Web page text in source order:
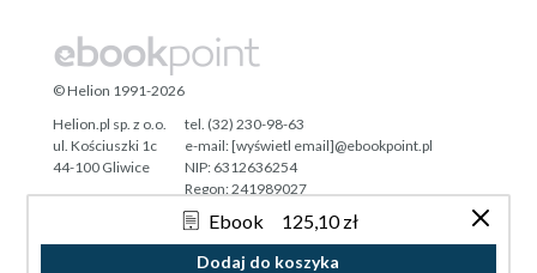
Ebook 125,10 zł
Dodaj do koszyka
Tonik.pl
© Helion 1991-2026
Helion.pl sp. z o.o.
ul. Kościuszki 1c
44-100 Gliwice
tel. (32) 230-98-63
e-mail:[wyświetl email]@ebookpoint.pl
NIP: 6312636254
Regon: 241989027